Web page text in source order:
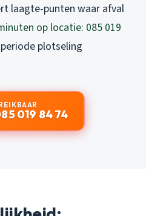
laagte-punten waar afval
op locatie: 085 019
plotseling
019 84 74